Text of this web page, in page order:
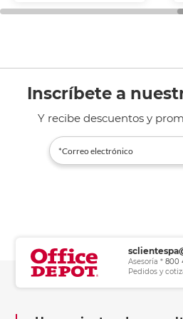
general de oficina.
Inscríbete a
Y recibe descuentos y
Asesoría * 800
Pedidos y